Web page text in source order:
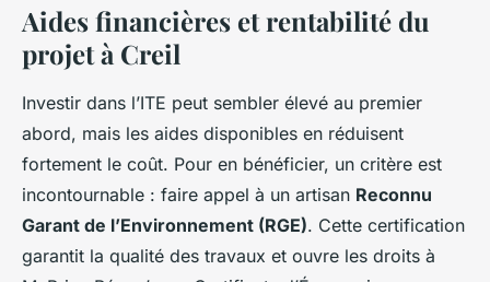
Aides financières et rentabilité du
projet à Creil
Investir dans l’ITE peut sembler élevé au premier
abord, mais les aides disponibles en réduisent
fortement le coût. Pour en bénéficier, un critère est
incontournable : faire appel à un artisan Reconnu
Garant de l’Environnement (RGE). Cette certification
garantit la qualité des travaux et ouvre les droits à